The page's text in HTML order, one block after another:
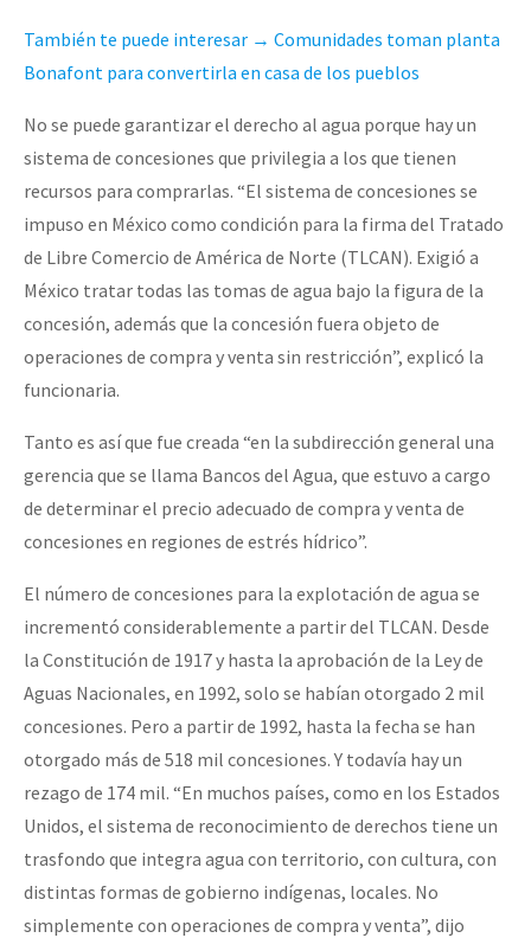
También te puede interesar → Comunidades toman planta
Bonafont para convertirla en casa de los pueblos
No se puede garantizar el derecho al agua porque hay un
sistema de concesiones que privilegia a los que tienen
recursos para comprarlas. “El sistema de concesiones se
impuso en México como condición para la firma del Tratado
de Libre Comercio de América de Norte (TLCAN). Exigió a
México tratar todas las tomas de agua bajo la figura de la
concesión, además que la concesión fuera objeto de
operaciones de compra y venta sin restricción”, explicó la
funcionaria.
Tanto es así que fue creada “en la subdirección general una
gerencia que se llama Bancos del Agua, que estuvo a cargo
de determinar el precio adecuado de compra y venta de
concesiones en regiones de estrés hídrico”.
El número de concesiones para la explotación de agua se
incrementó considerablemente a partir del TLCAN. Desde
la Constitución de 1917 y hasta la aprobación de la Ley de
Aguas Nacionales, en 1992, solo se habían otorgado 2 mil
concesiones. Pero a partir de 1992, hasta la fecha se han
otorgado más de 518 mil concesiones. Y todavía hay un
rezago de 174 mil. “En muchos países, como en los Estados
Unidos, el sistema de reconocimiento de derechos tiene un
trasfondo que integra agua con territorio, con cultura, con
distintas formas de gobierno indígenas, locales. No
simplemente con operaciones de compra y venta”, dijo